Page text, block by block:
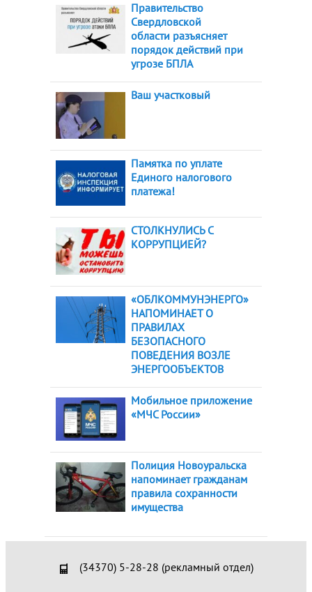
Правительство
Свердловской
области разъясняет
порядок действий при
угрозе БПЛА
Ваш участковый
Памятка по уплате
Единого налогового
платежа!
СТОЛКНУЛИСЬ С
КОРРУПЦИЕЙ?
«ОБЛКОММУНЭНЕРГО»
НАПОМИНАЕТ О
ПРАВИЛАХ
БЕЗОПАСНОГО
ПОВЕДЕНИЯ ВОЗЛЕ
ЭНЕРГООБЪЕКТОВ
Мобильное приложение
«МЧС России»
Полиция Новоуральска
напоминает гражданам
правила сохранности
имущества
(34370) 5-28-28 (рекламный отдел)